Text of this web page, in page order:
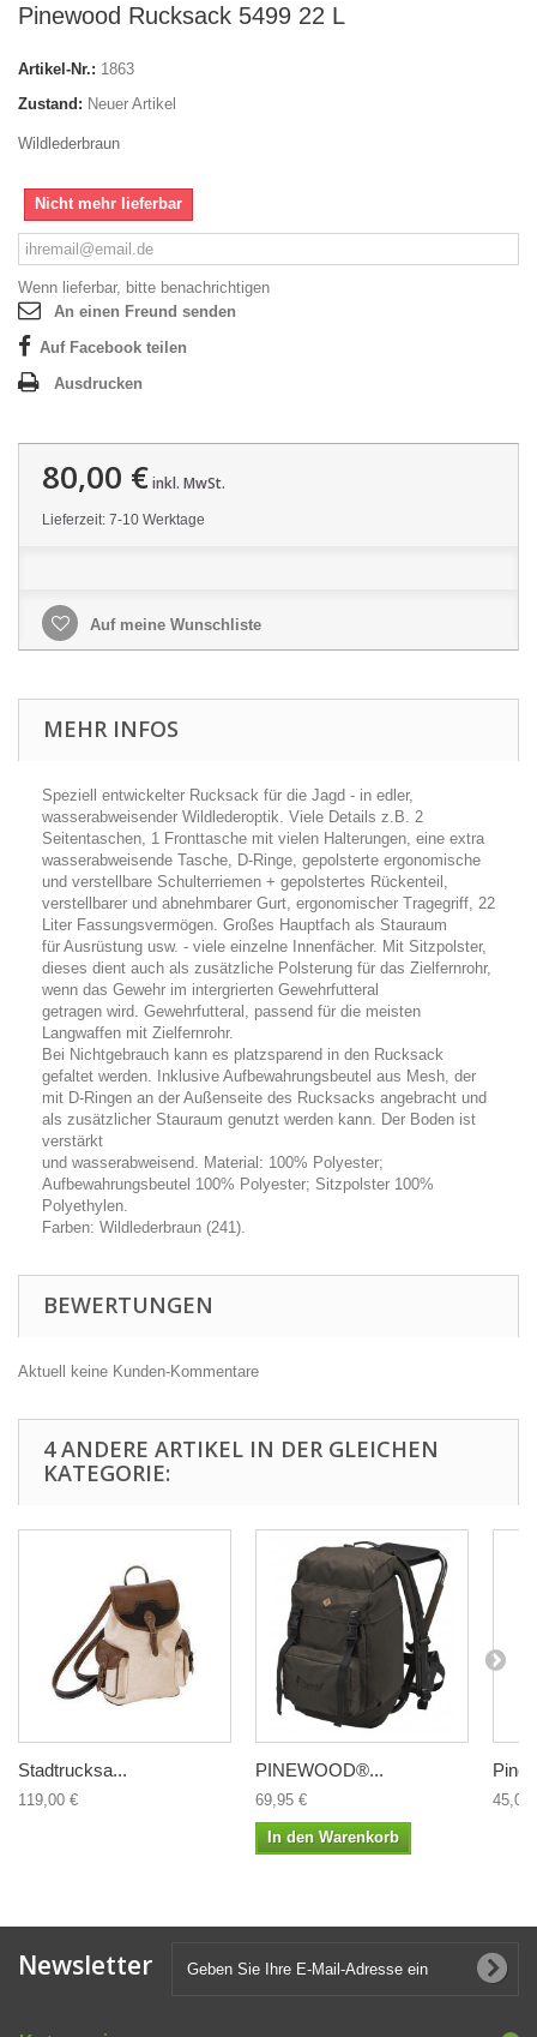
Pinewood Rucksack 5499 22 L
Artikel-Nr.: 1863
Zustand: Neuer Artikel
Wildlederbraun
Nicht mehr lieferbar
Wenn lieferbar, bitte benachrichtigen
An einen Freund senden
Auf Facebook teilen
Ausdrucken
80,00 €inkl. MwSt.
Lieferzeit: 7-10 Werktage
Auf meine Wunschliste
MEHR INFOS
Speziell entwickelter Rucksack für die Jagd - in edler,
wasserabweisender Wildlederoptik. Viele Details z.B. 2
Seitentaschen, 1 Fronttasche mit vielen Halterungen, eine extra
wasserabweisende Tasche, D-Ringe, gepolsterte ergonomische
und verstellbare Schulterriemen + gepolstertes Rückenteil,
verstellbarer und abnehmbarer Gurt, ergonomischer Tragegriff, 22
Liter Fassungsvermögen. Großes Hauptfach als Stauraum
für Ausrüstung usw. - viele einzelne Innenfächer. Mit Sitzpolster,
dieses dient auch als zusätzliche Polsterung für das Zielfernrohr,
wenn das Gewehr im intergrierten Gewehrfutteral
getragen wird. Gewehrfutteral, passend für die meisten
Langwaffen mit Zielfernrohr.
Bei Nichtgebrauch kann es platzsparend in den Rucksack
gefaltet werden. Inklusive Aufbewahrungsbeutel aus Mesh, der
mit D-Ringen an der Außenseite des Rucksacks angebracht und
als zusätzlicher Stauraum genutzt werden kann. Der Boden ist
verstärkt
und wasserabweisend. Material: 100% Polyester;
Aufbewahrungsbeutel 100% Polyester; Sitzpolster 100%
Polyethylen.
Farben: Wildlederbraun (241).
BEWERTUNGEN
Aktuell keine Kunden-Kommentare
4 ANDERE ARTIKEL IN DER GLEICHEN
KATEGORIE:
Stadtrucksa...
119,00 €
PINEWOOD®...
69,95 €
In den Warenkorb
45,00
Newsletter